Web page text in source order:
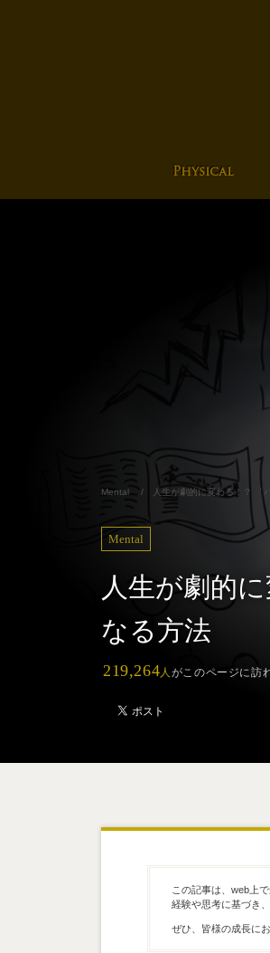
Physical
Mental / 人生が劇的に変わる！？ 「
Mental
人生が劇的
なる方法
219,264人 がこのページに訪
この記事は、web上
経験や思考に基づき
ぜひ、皆様の成長に